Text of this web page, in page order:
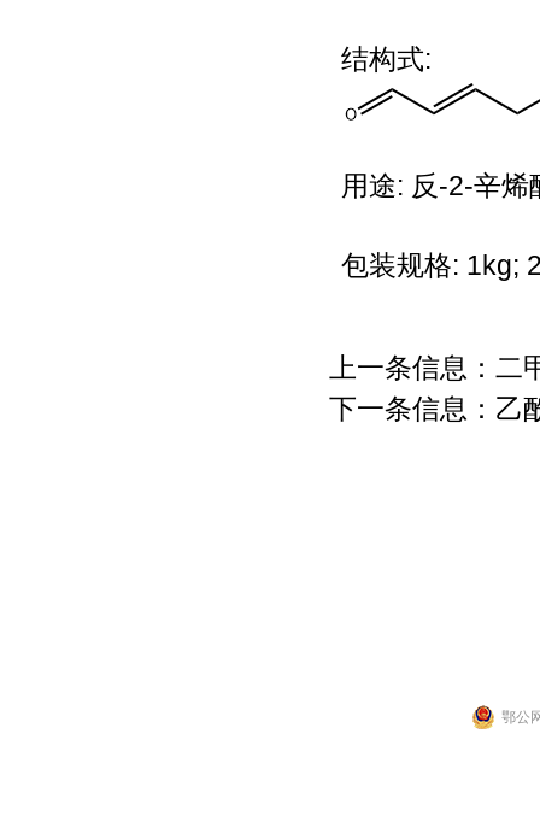
结构式:
用途: 反-2-辛
包装规格: 1kg;
上一条信息： 二
下一条信息： 乙
鄂公